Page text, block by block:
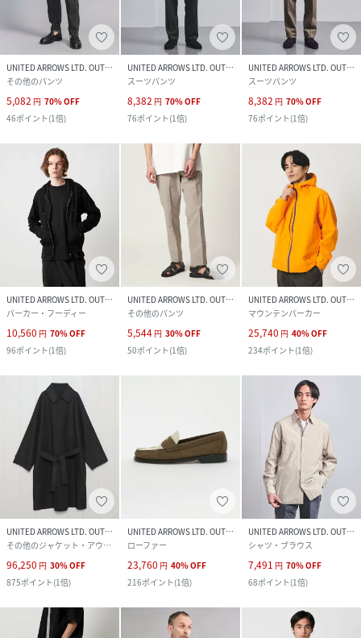
UNITED ARROWS LTD. OUTLET
その他のパンツ
5,082 円 70%OFF
46ポイント(1倍)
UNITED ARROWS LTD. OUTLET
スーツパンツ
8,382 円 70%OFF
76ポイント(1倍)
UNITED ARROWS LTD. OUTLET
スーツパンツ
8,382 円 70%OFF
76ポイント(1倍)
UNITED ARROWS LTD. OUTLET
パーカー・フーディー
10,560 円 70%OFF
96ポイント(1倍)
UNITED ARROWS LTD. OUTLET
その他のパンツ
5,544 円 30%OFF
50ポイント(1倍)
UNITED ARROWS LTD. OUTLET
マウンテンパーカー
25,740 円 40%OFF
234ポイント(1倍)
UNITED ARROWS LTD. OUTLET
その他のジャケット・アウター
96,250 円 30%OFF
875ポイント(1倍)
UNITED ARROWS LTD. OUTLET
ローファー
23,760 円 40%OFF
216ポイント(1倍)
UNITED ARROWS LTD. OUTLET
シャツ・ブラウス
7,491 円 70%OFF
68ポイント(1倍)